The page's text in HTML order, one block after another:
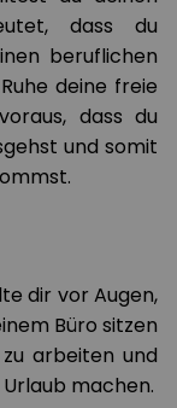
dass du
beruflichen
deine freie
dass du
und somit
dir vor Augen,
Büro sitzen
arbeiten und
machen.